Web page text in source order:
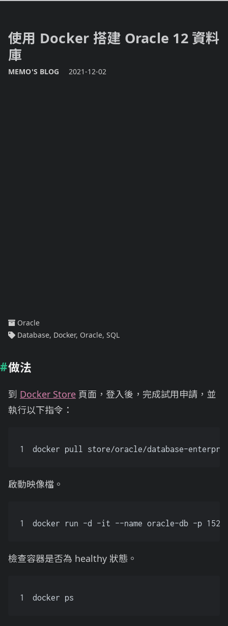
使用 Docker 搭建 Oracle 12 資料
庫
MEMO'S BLOG 2021-12-02
Oracle
Database, Docker, Oracle, SQL
做法
到 Docker Store 頁面，登入後，完成試用申請，並
執行以下指令：
1 docker pull store/oracle/database-
啟動映像檔。
1 docker run -d -it --name oracle-db -p
檢查容器是否為 healthy 狀態。
1 docker ps